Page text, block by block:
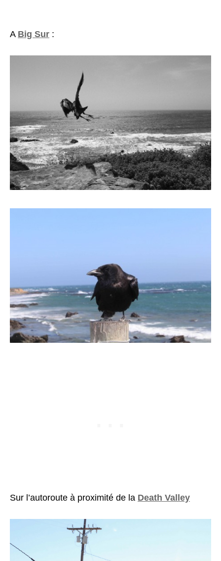
A Big Sur :
Sur l’autoroute à proximité de la Death Valley